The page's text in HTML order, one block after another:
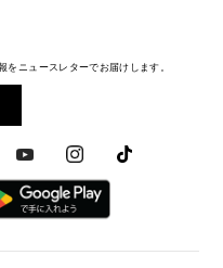
ー
ー
グ
小物
ズ
ア
その他
て
小物
リー
ア
ッグ
て
て
て
て
て
テム
グ
ントケース
物
リー
ー
ビュー
ニュースレターでお届けします。